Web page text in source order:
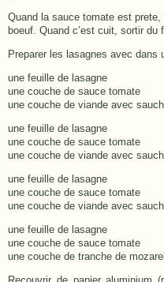
Quand la sauce tomate est
boeuf. Quand c’est cuit, sortir
Preparer les lasagnes avec dans
une feuille de lasagne
une couche de sauce tomate
une couche de viande avec
une feuille de lasagne
une couche de sauce tomate
une couche de viande avec
une feuille de lasagne
une couche de sauce tomate
une couche de viande avec
une feuille de lasagne
une couche de sauce tomate
une couche de tranche de